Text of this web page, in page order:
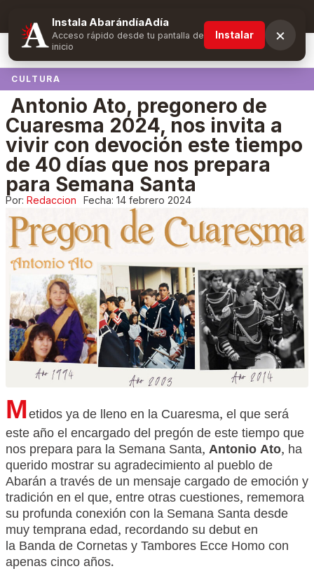
Suscríbete y obtén ventajas exclusivas
CULTURA
Antonio Ato, pregonero de
Cuaresma 2024, nos invita a
vivir con devoción este tiempo
de 40 días que nos prepara
para Semana Santa
Por: Redaccion Fecha: 14 febrero 2024
Metidos ya de lleno en la Cuaresma, el que será
este año el encargado del pregón de este tiempo que
nos prepara para la Semana Santa, Antonio Ato, ha
querido mostrar su agradecimiento al pueblo de
Abarán a través de un mensaje cargado de emoción y
tradición en el que, entre otras cuestiones, rememora
su profunda conexión con la Semana Santa desde
muy temprana edad, recordando su debut en
la Banda de Cornetas y Tambores Ecce Homo con
apenas cinco años.
Instala AbarándíaAdía
Acceso rápido desde tu pantalla de
inicio
Instalar ×